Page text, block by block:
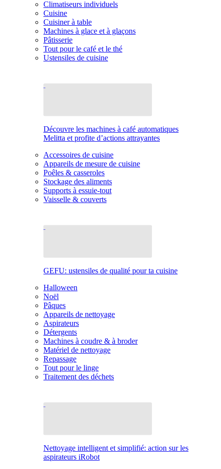
Climatiseurs individuels
Cuisine
Cuisiner à table
Machines à glace et à glaçons
Pâtisserie
Tout pour le café et le thé
Ustensiles de cuisine
Découvre les machines à café automatiques
Melitta et profite d’actions attrayantes
Accessoires de cuisine
Appareils de mesure de cuisine
Poêles & casseroles
Stockage des aliments
Supports à essuie-tout
Vaisselle & couverts
GEFU: ustensiles de qualité pour ta cuisine
Halloween
Noël
Pâques
Appareils de nettoyage
Aspirateurs
Détergents
Machines à coudre & à broder
Matériel de nettoyage
Repassage
Tout pour le linge
Traitement des déchets
Nettoyage intelligent et simplifié: action sur les
aspirateurs iRobot